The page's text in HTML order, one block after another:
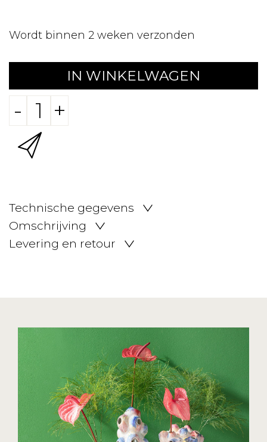
Wordt binnen 2 weken verzonden
IN WINKELWAGEN
- +
Technische gegevens
Omschrijving
Levering en retour